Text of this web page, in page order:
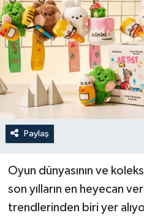
Paylaş
Oyun dünyasının ve
son yılların en heyecan
trendlerinden biri yer